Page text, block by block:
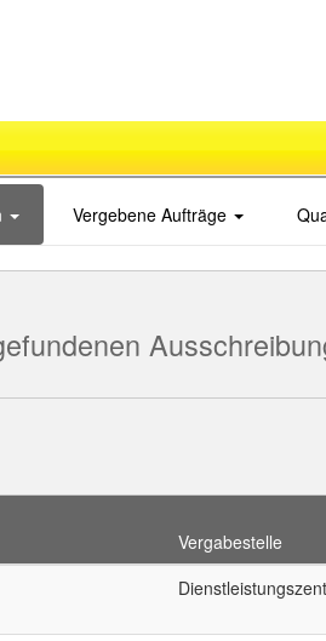
Vergebene Aufträge
Vergabestelle